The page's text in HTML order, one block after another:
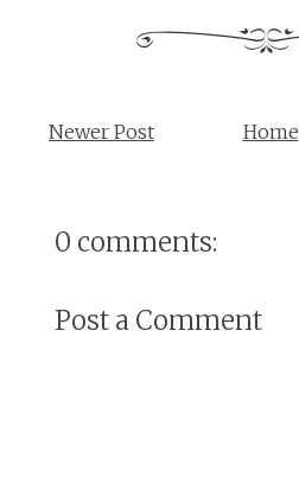
Newer Post Home
0 comments:
Post a Comment